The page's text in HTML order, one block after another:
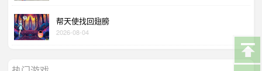
帮天使找回翅膀
2026-08-04